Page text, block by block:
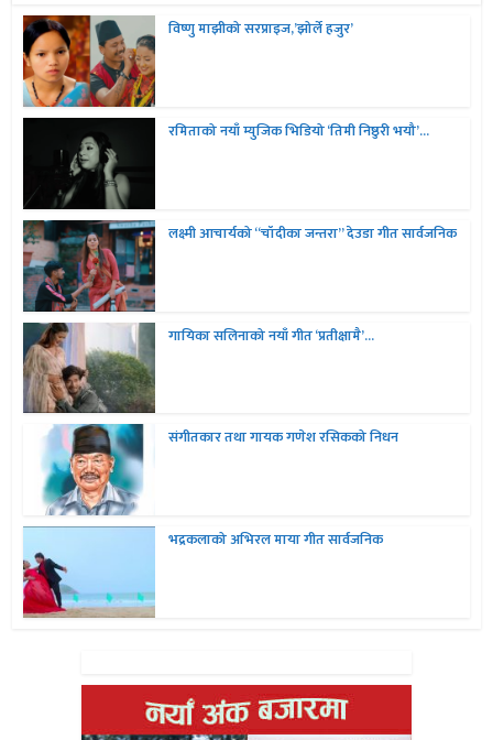
विष्णु माझीको सरप्राइज,’झोर्ले हजुर’
रमिताको नयाँ म्युजिक भिडियो ‘तिमी निष्ठुरी भयौ’...
लक्ष्मी आचार्यको “चॉदीका जन्तरा” देउडा गीत सार्वजनिक
गायिका सलिनाको नयाँ गीत ‘प्रतीक्षामै’...
संगीतकार तथा गायक गणेश रसिकको निधन
भद्रकलाको अभिरल माया गीत सार्वजनिक